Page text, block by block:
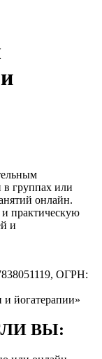
группах или
онлайн.
практическую
и
ОГРН:
ВЫ: